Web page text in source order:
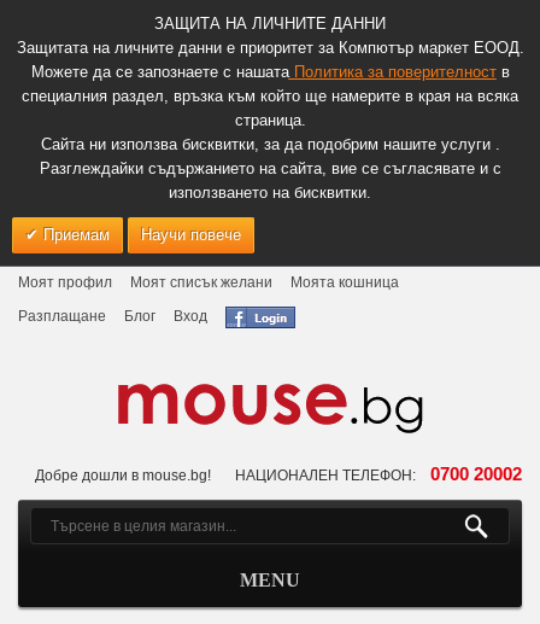
ЗАЩИТА НА ЛИЧНИТЕ ДАННИ
Защитата на личните данни е приоритет за Компютър маркет ЕООД.
Можете да се запознаете с нашатаПолитика за поверителноств
специалния раздел, връзка към който ще намерите в края на всяка
страница.
Сайта ни използва бисквитки, за да подобрим нашите услуги .
Разглеждайки съдържанието на сайта, вие се съгласявате и с
използването на бисквитки.
Приемам Научи повече
Моят профил Моят списък желани
Моята кошница
Разплащане
Блог Вход
Добре дошли в mouse.bg! НАЦИОНАЛЕН ТЕЛЕФОН: 0700 20002
MENU